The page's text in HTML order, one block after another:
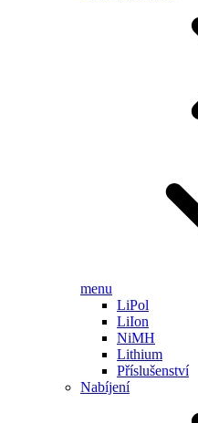
menu
LiPol
LiIon
NiMH
Lithium
Příslušenství
Nabíjení